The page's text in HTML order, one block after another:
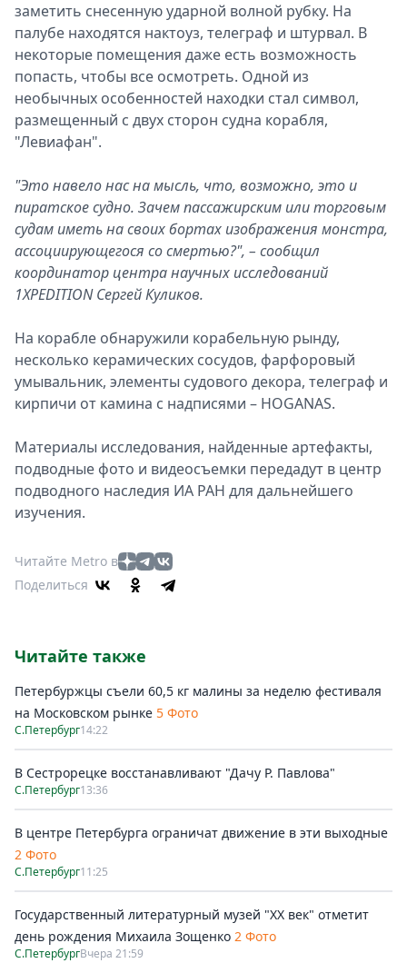
заметить снесенную ударной волной рубку. На
палубе находятся нактоуз, телеграф и штурвал. В
некоторые помещения даже есть возможность
попасть, чтобы все осмотреть. Одной из
необычных особенностей находки стал символ,
размещенный с двух сторон судна корабля,
"Левиафан".
"Это навело нас на мысль, что, возможно, это и
пиратское судно. Зачем пассажирским или торговым
судам иметь на своих бортах изображения монстра,
ассоциирующегося со смертью?", – сообщил
координатор центра научных исследований
1XPEDITION Сергей Куликов.
На корабле обнаружили корабельную рынду,
несколько керамических сосудов, фарфоровый
умывальник, элементы судового декора, телеграф и
кирпичи от камина с надписями – HOGANAS.
Материалы исследования, найденные артефакты,
подводные фото и видеосъемки передадут в центр
подводного наследия ИА РАН для дальнейшего
изучения.
Читайте Metro в
Поделиться
Читайте также
Петербуржцы съели 60,5 кг малины за неделю фестиваля
на Московском рынке 5 Фото
С.Петербург14:22
В Сестрорецке восстанавливают "Дачу Р. Павлова"
С.Петербург13:36
В центре Петербурга ограничат движение в эти выходные
2 Фото
С.Петербург11:25
Государственный литературный музей "ХХ век" отметит
день рождения Михаила Зощенко 2 Фото
С.ПетербургВчера 21:59